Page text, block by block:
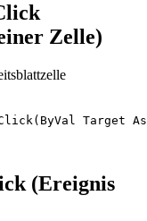
Zelle)
Target
(Ereignis